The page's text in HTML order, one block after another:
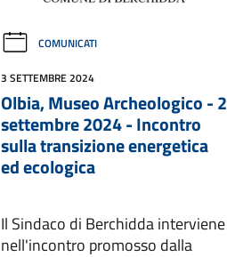
COMUNICATI
3 SETTEMBRE 2024
Olbia, Museo Archeologico - 2
settembre 2024 - Incontro
sulla transizione energetica
ed ecologica
Il Sindaco di Berchidda interviene
nell'incontro promosso dalla